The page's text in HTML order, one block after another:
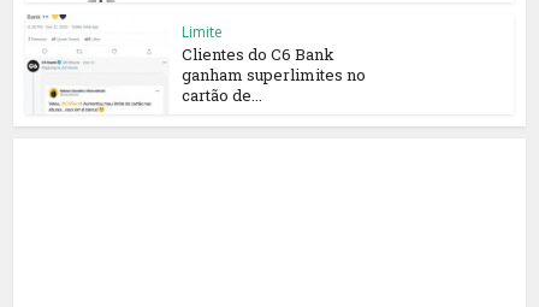
Limite
Clientes do C6 Bank
ganham superlimites no
cartão de...